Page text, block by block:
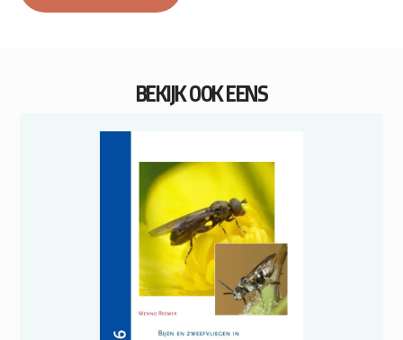
BEKIJK OOK EENS